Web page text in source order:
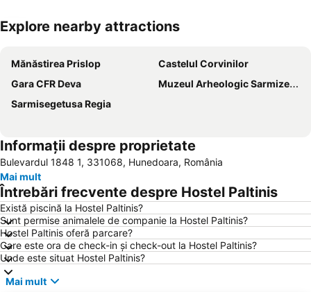
Explore nearby attractions
Mănăstirea Prislop
Castelul Corvinilor
Gara CFR Deva
Muzeul Arheologic Sarmizegetusa
Sarmisegetusa Regia
Informații despre proprietate
Bulevardul 1848 1, 331068, Hunedoara, România
Mai mult
Întrebări frecvente despre Hostel Paltinis
Există piscină la Hostel Paltinis?
Sunt permise animalele de companie la Hostel Paltinis?
Hostel Paltinis oferă parcare?
Care este ora de check-in și check-out la Hostel Paltinis?
Unde este situat Hostel Paltinis?
Mai mult